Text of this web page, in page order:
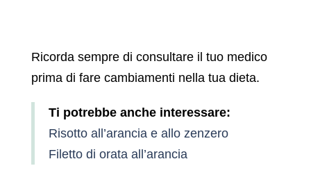
Ricorda sempre di consultare il tuo medico
prima di fare cambiamenti nella tua dieta.
Ti potrebbe anche interessare:
Risotto all’arancia e allo zenzero
Filetto di orata all’arancia